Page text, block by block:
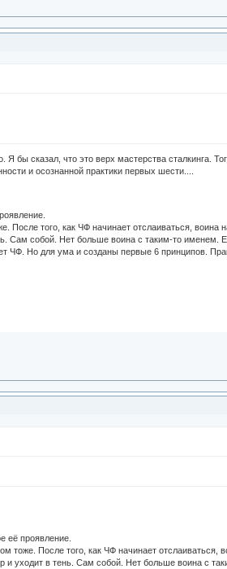
бы сказал, что это верх мастерства сталкинга.
и осознанной практики первых шести....
того, как ЧФ начинает отслаиваться, воина
Сам собой. Нет больше воина с таким-то именем.
ЧФ. Но для ума и созданы первые 6 принципов.
её проявление.
тоже. После того, как ЧФ начинает отслаиваться,
и уходит в тень. Сам собой. Нет больше воина с